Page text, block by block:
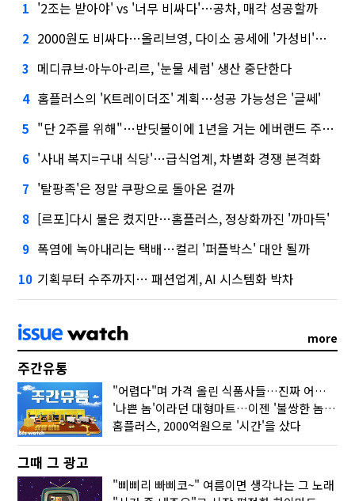
1 '2조는 받아야' vs '너무 비싸다'…공차, 매각 성공할까
2 2000원도 비싸다…올리브영, 다이소 공세에 '가성비'로 맞불
3 메디큐브·아누아·리르, '눈물 세럼' 생산 중단한다
4 홈플러스의 'K트레이더조' 계획…성공 가능성은 '글쎄'
5 "단 2주를 위해"…반딧불이에 1년을 거는 에버랜드 주키퍼
6 '사내 복지=구내 식당'…급식업계, 차별화 경쟁 본격화
7 '탈팡족'은 정말 쿠팡으로 돌아온 걸까
8 [르포]다시 불은 켰지만…홈플러스, 정상화까진 '까마득'
9 폭염에 녹아내리는 택배…컬리 '퍼플박스' 대안 될까
10 기획부터 수주까지… 패션업계, AI 시스템화 박차
more
주간유통
"어렵다"며 가격 올린 식품사들…진짜 어려운 거 맞아?
'나쁜 놈'이라던 대형마트…이젠 '불쌍한 놈' 됐다
홈플러스, 2000억원으로 '시간'을 샀다
그때 그 광고
"삐삐리 빠삐코~" 여름이면 생각나는 그 노래